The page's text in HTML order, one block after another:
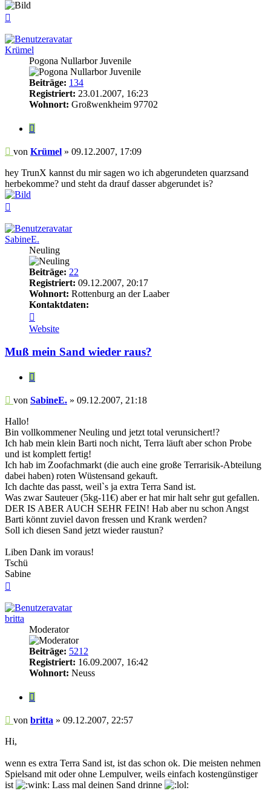
Krümel
Pogona Nullarbor Juvenile
Beiträge: 134
Registriert: 23.01.2007, 16:23
Wohnort: Großwenkheim 97702
Zitieren
Beitrag
von Krümel » 09.12.2007, 17:09
hey TrunX kannst du mir sagen wo ich abgerundeten quarzsand
herbekomme? und steht da drauf dasser abgerundet is?
SabineE.
Neuling
Beiträge: 22
Registriert: 09.12.2007, 20:17
Wohnort: Rottenburg an der Laaber
Kontaktdaten:
von
SabineE.
Website
Muß mein Sand wieder raus?
Zitieren
Beitrag
von SabineE. » 09.12.2007, 21:18
Hallo!
Bin vollkommener Neuling und jetzt total verunsichert!?
Ich hab mein klein Barti noch nicht, Terra läuft aber schon Probe
und ist komplett fertig!
Ich hab im Zoofachmarkt (die auch eine große Terrarisik-Abteilung
dabei haben) roten Wüstensand gekauft.
Ich dachte das passt, weil`s ja extra Terra Sand ist.
Was zwar Sauteuer (5kg-11€) aber er hat mir halt sehr gut gefallen.
DER IS ABER AUCH SEHR FEIN! Hab aber nu schon Angst
Barti könnt zuviel davon fressen und Krank werden?
Soll ich diesen Sand jetzt wieder raustun?
Liben Dank im voraus!
Tschü
Sabine
britta
Moderator
Beiträge: 5212
Registriert: 16.09.2007, 16:42
Wohnort: Neuss
Zitieren
Beitrag
von britta » 09.12.2007, 22:57
Hi,
wenn es extra Terra Sand ist, ist das schon ok. Die meisten nehmen
Spielsand mit oder ohne Lempulver, weils einfach kostengünstiger
ist
Lass mal deinen Sand drinne